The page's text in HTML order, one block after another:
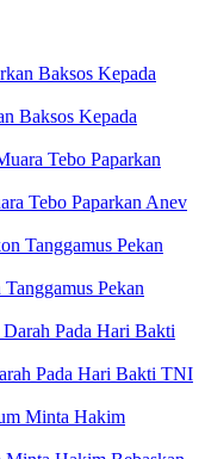
Baksos Kepada
Tebo Paparkan Anev
Pekan
Pada Hari Bakti TNI